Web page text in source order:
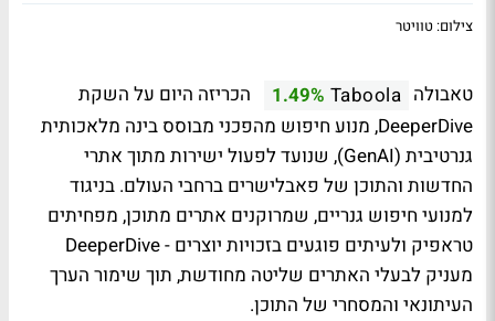
צילום: טוויטר
טאבולה Taboola
1.49%
הכריזה היום על השקת
DeeperDive, מנוע חיפוש מהפכני מבוסס בינה מלאכותית
גנרטיבית (GenAI), שנועד לפעול ישירות מתוך אתרי
החדשות והתוכן של פאבלישרים ברחבי העולם. בניגוד
למנועי חיפוש גנריים, שמרוקנים אתרים מתוכן, מפחיתים
טראפיק ולעיתים פוגעים בזכויות יוצרים - DeeperDive
מעניק לבעלי האתרים שליטה מחודשת, תוך שימור הערך
העיתונאי והמסחרי של התוכן.